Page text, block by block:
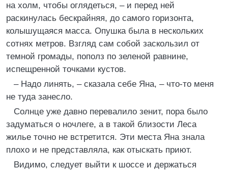
на холм, чтобы оглядеться, – и перед ней
раскинулась бескрайняя, до самого горизонта,
колышущаяся масса. Опушка была в нескольких
сотнях метров. Взгляд сам собой заскользил от
темной громады, пополз по зеленой равнине,
испещренной точками кустов.
– Надо линять, – сказала себе Яна, – что-то меня
не туда занесло.
Солнце уже давно перевалило зенит, пора было
задуматься о ночлеге, а в такой близости Леса
жилье точно не встретится. Эти места Яна знала
плохо и не представляла, как отыскать приют.
Видимо, следует выйти к шоссе и держаться